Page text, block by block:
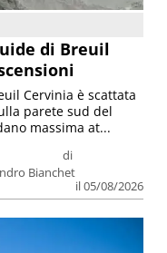
di Breuil
di
Bianchet
il 05/08/2026
Cervinia è scattata
parete sud del
massima at...